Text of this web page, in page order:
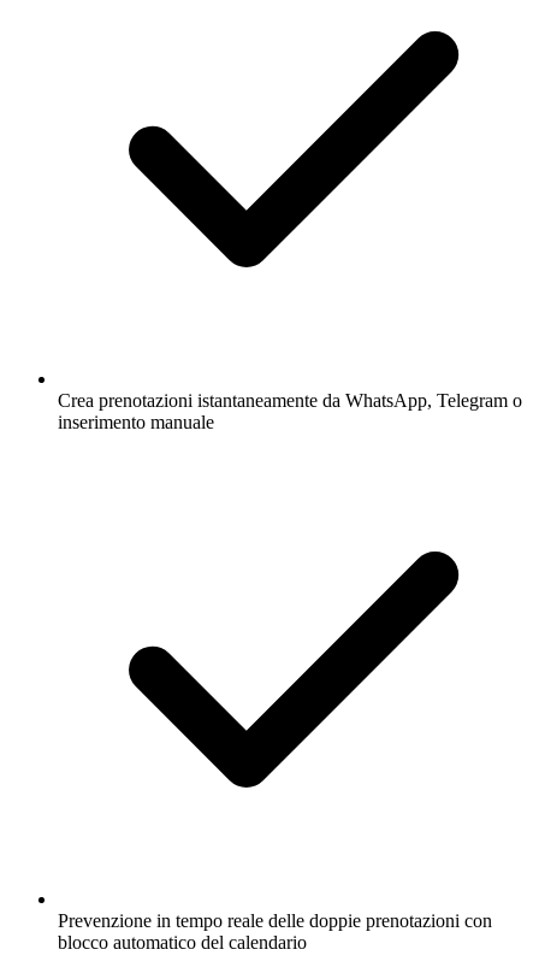
Crea prenotazioni istantaneamente da WhatsApp, Telegram o
inserimento manuale
Prevenzione in tempo reale delle doppie prenotazioni con
blocco automatico del calendario